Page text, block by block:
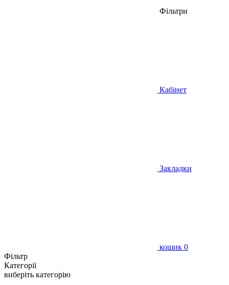
Фільтри
Кабінет
Закладки
кошик 0
Фільтр
Категорії
виберіть категорію